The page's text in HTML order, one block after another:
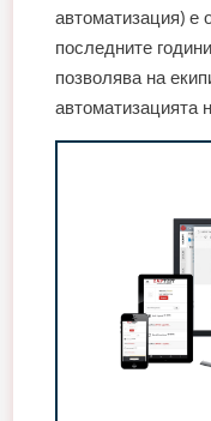
автоматизация) е
последните
позволява на
автоматизацията